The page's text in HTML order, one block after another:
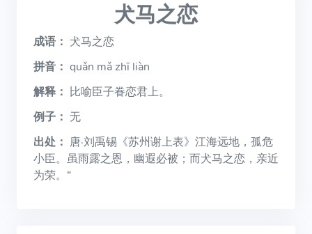
犬马之恋
成语： 犬马之恋
拼音： quǎn mǎ zhī liàn
解释： 比喻臣子眷恋君上。
例子： 无
出处： 唐·刘禹锡《苏州谢上表》江海远地，孤危
小臣。虽雨露之恩，幽遐必被；而犬马之恋，亲近
为荣。”